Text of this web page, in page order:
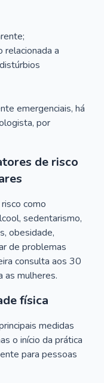
relacionada a
emergenciais, há
por
de risco
como
sedentarismo,
obesidade,
de problemas
consulta aos 30
as mulheres.
física
medidas
o início da prática
para pessoas